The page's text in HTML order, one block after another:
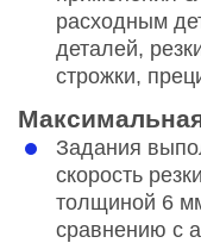
расходным
деталей,
строжки,
Задания
скорость
толщиной 6
сравнению с